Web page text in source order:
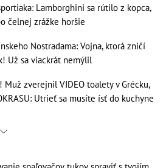
Lamborghini sa rútilo z kopca,
čelnej zrážke horšie
Nostradama: Vojna, ktorá zničí
Už sa viackrát nemýlil
Muž zverejnil VIDEO toalety v Grécku,
Utrieť sa musíte ísť do kuchyne